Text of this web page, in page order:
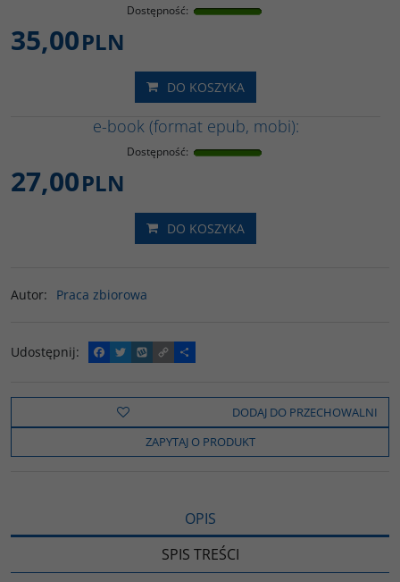
Dostępność:
35,00PLN
DO KOSZYKA
e-book (format epub, mobi):
Dostępność:
27,00PLN
DO KOSZYKA
Autor: Praca zbiorowa
Udostępnij:
F
a
e
o
k
T
w
t
t
e
W
y
o
C
o
y
i
n
k
P
o
z
e
l
s
DODAJ DO PRZECHOWALNI
ZAPYTAJ O PRODUKT
OPIS
SPIS TREŚCI